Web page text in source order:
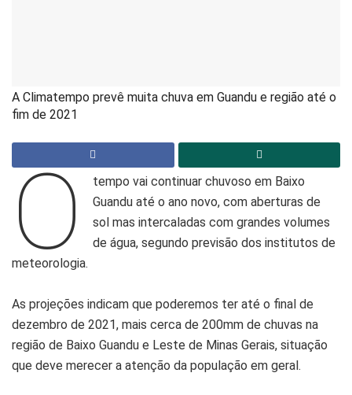
A Climatempo prevê muita chuva em Guandu e região até o
fim de 2021
O
tempo vai continuar chuvoso em Baixo
Guandu até o ano novo, com aberturas de
sol mas intercaladas com grandes volumes
de água, segundo previsão dos institutos de
meteorologia.
As projeções indicam que poderemos ter até o final de
dezembro de 2021, mais cerca de 200mm de chuvas na
região de Baixo Guandu e Leste de Minas Gerais, situação
que deve merecer a atenção da população em geral.